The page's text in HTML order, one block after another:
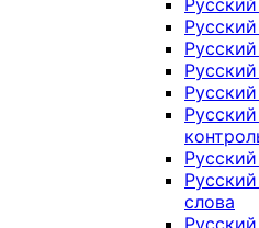
слова